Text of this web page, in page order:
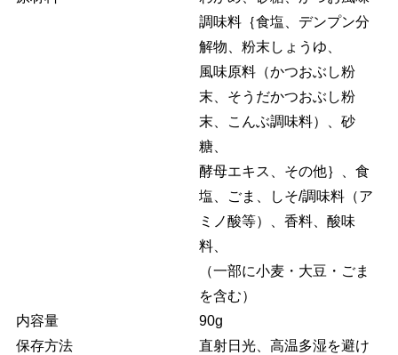
調味料｛食塩、デンプン分
解物、粉末しょうゆ、
風味原料（かつおぶし粉
末、そうだかつおぶし粉
末、こんぶ調味料）、砂
糖、
酵母エキス、その他｝、食
塩、ごま、しそ/調味料（ア
ミノ酸等）、香料、酸味
料、
（一部に小麦・大豆・ごま
を含む）
内容量
90g
保存方法
直射日光、高温多湿を避け